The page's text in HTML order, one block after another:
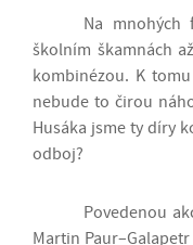
Na mnohých
školním škamnách
kombinézou. K
nebude to čirou
Husáka jsme ty díry
odboj?
Povedenou
Martin